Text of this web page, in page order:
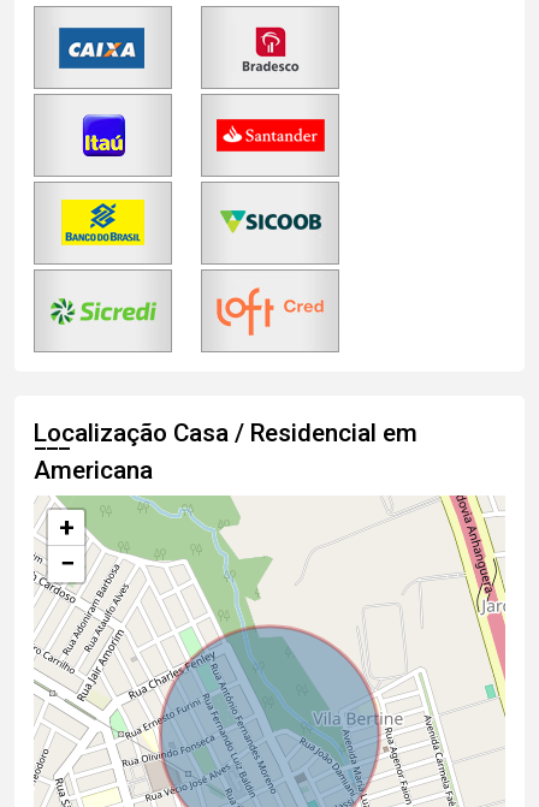
Localização Casa / Residencial em
Americana
+
−